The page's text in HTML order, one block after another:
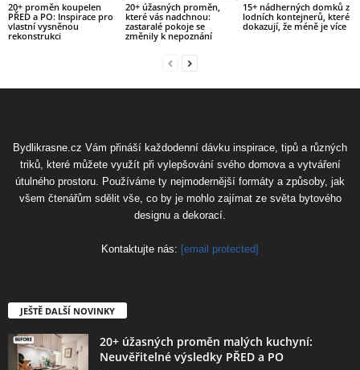
20+ proměn koupelen
PŘED a PO: Inspirace pro
vlastní vysněnou
rekonstrukci
20+ úžasných proměn,
které vás nadchnou:
zastaralé pokoje se
změnily k nepoznání
15+ nádherných domků z
lodních kontejnerů, které
dokazují, že méně je více
Bydlikrasne.cz Vám přináší každodenní dávku inspirace, tipů a různých
triků, které můžete využít při vylepšování svého domova a vytváření
útulného prostoru. Používáme ty nejmodernější formáty a způsoby, jak
všem čtenářům sdělit vše, co by je mohlo zajímat ze světa bytového
designu a dekorací.
Kontaktujte nás: [email protected]
JEŠTĚ DALŠÍ NOVINKY
20+ úžasných proměn malých kuchyní:
Neuvěřitelné výsledky PŘED a PO